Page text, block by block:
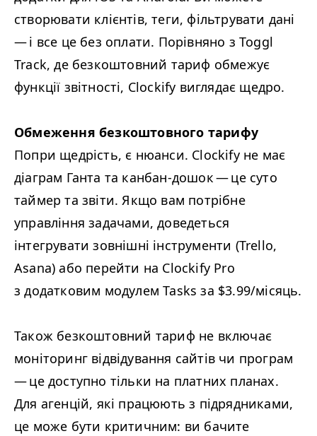
створювати клієнтів, теги, фільтрувати дані
— і все це без оплати. Порівняно з Toggl
Track, де безкоштовний тариф обмежує
функції звітності, Clockify виглядає щедро.
Обмеження безкоштовного тарифу
Попри щедрість, є нюанси. Clockify не має
діаграм Ганта та канбан-дошок — це суто
таймер та звіти. Якщо вам потрібне
управління задачами, доведеться
інтегрувати зовнішні інструменти (Trello,
Asana) або перейти на Clockify Pro
з додатковим модулем Tasks за $3.99/місяць.
Також безкоштовний тариф не включає
моніторинг відвідування сайтів чи програм
— це доступно тільки на платних планах.
Для агенцій, які працюють з підрядниками,
це може бути критичним: ви бачите